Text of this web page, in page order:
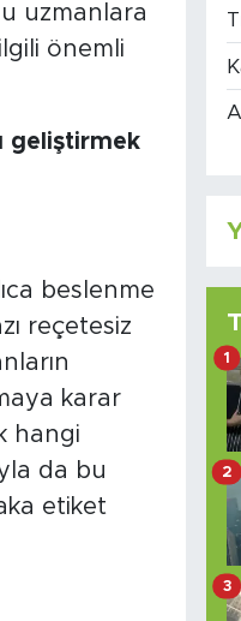
uzmanlara
önemli
geliştirmek
beslenme
reçetesiz
karar
hangi
da bu
etiket
1
2
3